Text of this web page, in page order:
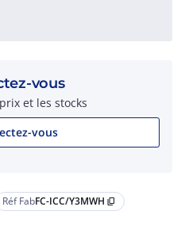
Réf FabFC-ICC/Y3MWH content_copy
vous
et les stocks
vous